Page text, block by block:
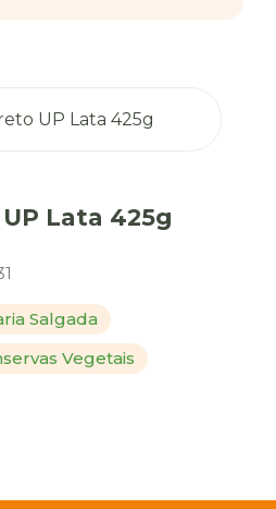
Lata 425g
Salgada
Vegetais